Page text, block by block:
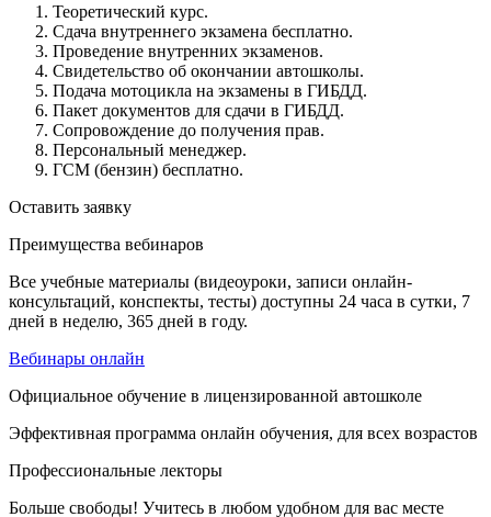
Теоретический курс.
Сдача внутреннего экзамена бесплатно.
Проведение внутренних экзаменов.
Свидетельство об окончании автошколы.
Подача мотоцикла на экзамены в ГИБДД.
Пакет документов для сдачи в ГИБДД.
Сопровождение до получения прав.
Персональный менеджер.
ГСМ (бензин) бесплатно.
Оставить заявку
Преимущества вебинаров
Все учебные материалы (видеоуроки, записи онлайн-
консультаций, конспекты, тесты) доступны 24 часа в сутки, 7
дней в неделю, 365 дней в году.
Вебинары онлайн
Официальное обучение в лицензированной автошколе
Эффективная программа онлайн обучения, для всех возрастов
Профессиональные лекторы
Больше свободы! Учитесь в любом удобном для вас месте